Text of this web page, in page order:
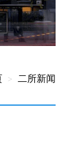
二所新闻